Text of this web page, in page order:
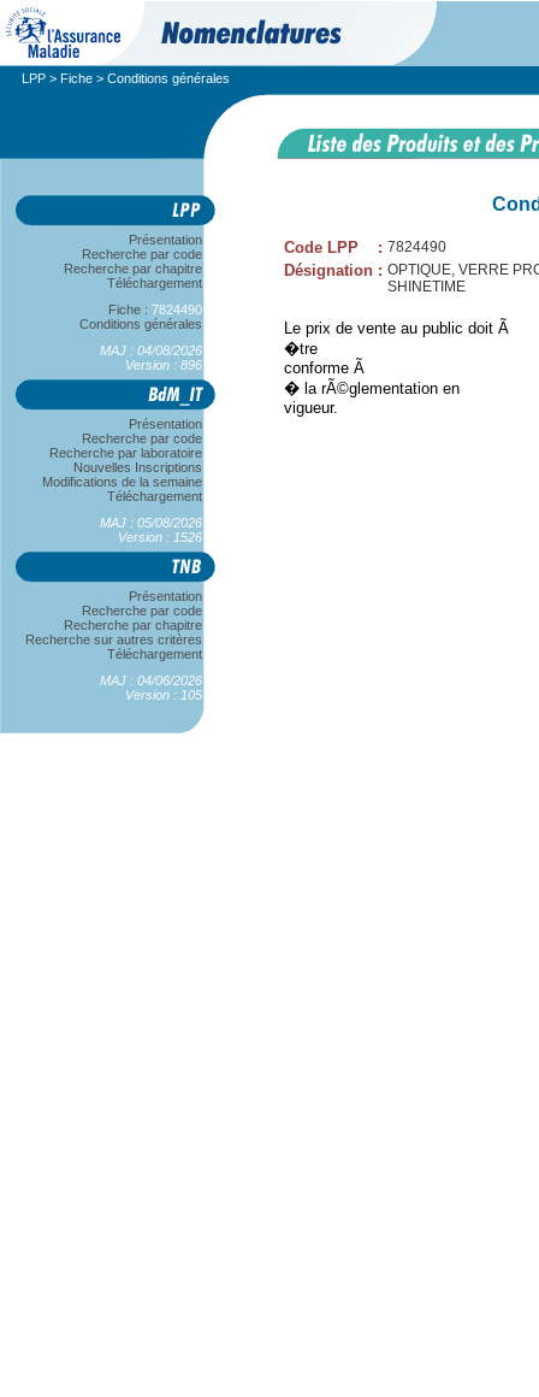
LPP > Fiche > Conditions générales
Présentation
Recherche par code
Recherche par chapitre
Téléchargement
Fiche : 7824490
Conditions générales
MAJ : 04/08/2026
Version : 896
Présentation
Recherche par code
Recherche par laboratoire
Nouvelles Inscriptions
Modifications de la semaine
Téléchargement
MAJ : 05/08/2026
Version : 1526
Présentation
Recherche par code
Recherche par chapitre
Recherche sur autres critères
Téléchargement
MAJ : 04/06/2026
Version : 105
Code LPP : 7824490
Désignation : OPTIQUE, VERRE
SHINETIME
Le prix de vente au public doit Ã
�tre
conforme Ã
� la rÃ©glementation en
vigueur.